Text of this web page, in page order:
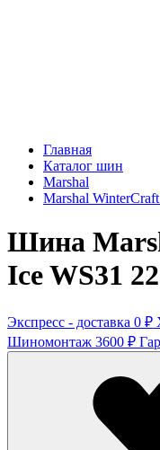
Главная
Каталог шин
Marshal
Marshal
Шина
Ice WS31
Экспресс - доставка 0 ₽
Шиномонтаж 3600 ₽